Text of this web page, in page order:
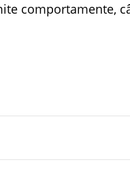
comportamente,